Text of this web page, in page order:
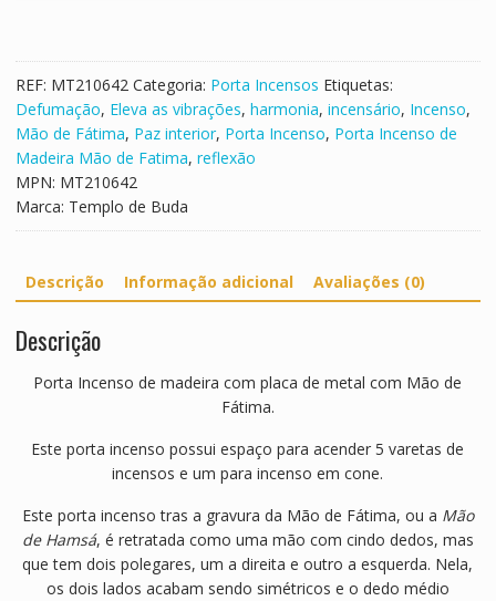
e
R
e
d
G
s
h
REF: MT210642 Categoria: Porta Incensos Etiquetas:
Defumação, Eleva as vibrações, harmonia, incensário, Incenso,
Mão de Fátima, Paz interior, Porta Incenso, Porta Incenso de
Madeira Mão de Fatima, reflexão
MPN: MT210642
Marca: Templo de Buda
Descrição Informação adicional Avaliações (0)
Descrição
Porta Incenso de madeira com placa de metal com Mão de
Fátima.
Este porta incenso possui espaço para acender 5 varetas de
incensos e um para incenso em cone.
Este porta incenso tras a gravura da Mão de Fátima, ou a Mão
de Hamsá, é retratada como uma mão com cindo dedos, mas
que tem dois polegares, um a direita e outro a esquerda. Nela,
os dois lados acabam sendo simétricos e o dedo médio